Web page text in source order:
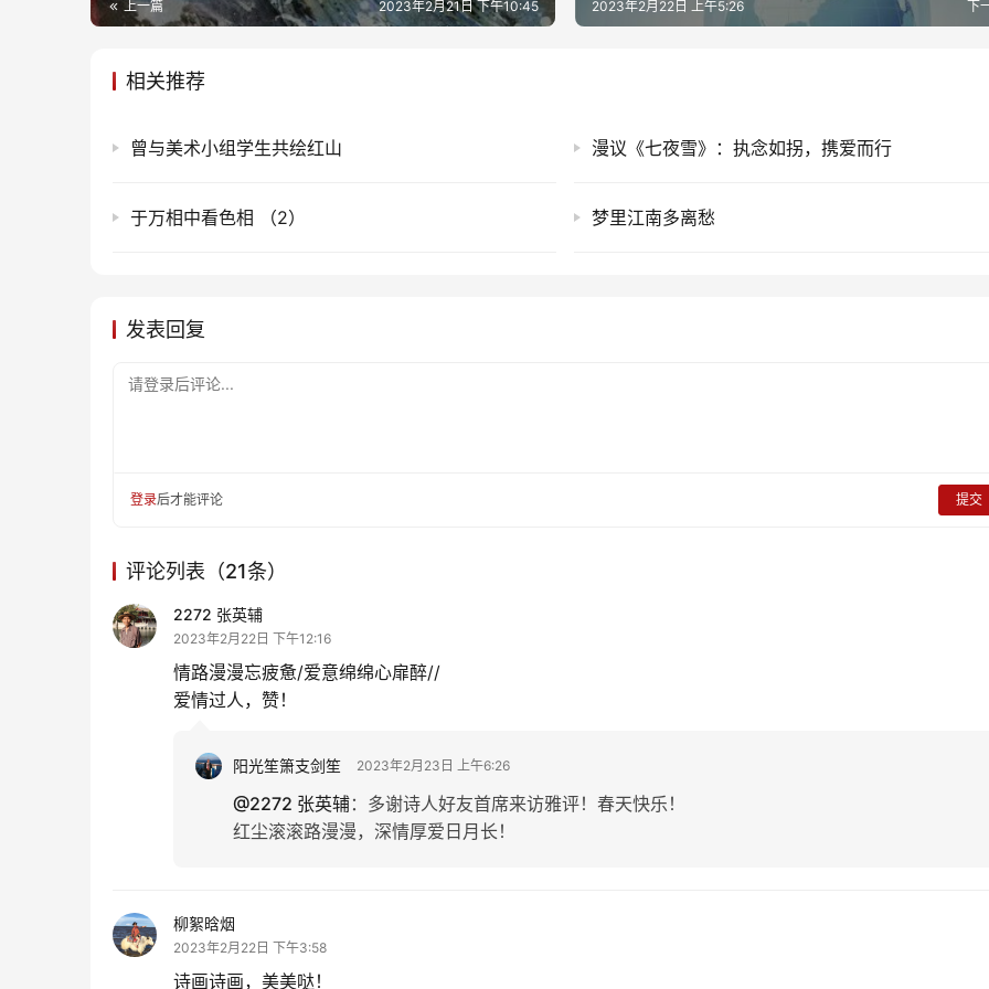
上一篇 2023年2月21日 下午10:45 下
2023年2月22日 上午5:26
相关推荐
曾与美术小组学生共绘红山 漫议《七夜雪》：执念如拐，携爱而行
于万相中看色相 （2） 梦里江南多离愁
发表回复
请登录后评论...
登录后才能评论 提交
评论列表（21条）
2272 张英辅
2023年2月22日 下午12:16
情路漫漫忘疲惫/爱意绵绵心扉醉//
爱情过人，赞！
阳光笙箫支剑笙 2023年2月23日 上午6:26
@2272 张英辅： 多谢诗人好友首席来访雅评！春天快乐！
红尘滚滚路漫漫，深情厚爱日月长！
柳絮晗烟
2023年2月22日 下午3:58
诗画诗画，美美哒！